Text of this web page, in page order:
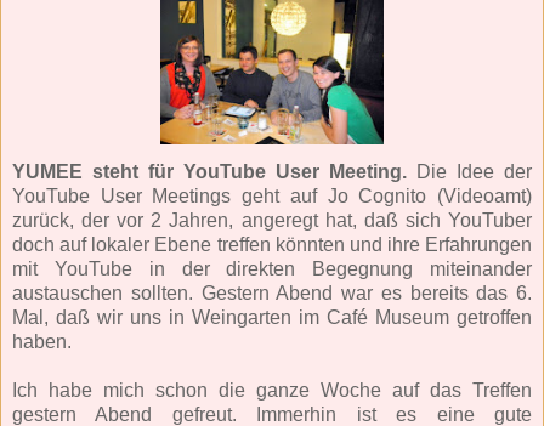
YUMEE steht für YouTube User Meeting. Die Idee der
YouTube User Meetings geht auf Jo Cognito (Videoamt)
zurück, der vor 2 Jahren, angeregt hat, daß sich YouTuber
doch auf lokaler Ebene treffen könnten und ihre Erfahrungen
mit YouTube in der direkten Begegnung miteinander
austauschen sollten. Gestern Abend war es bereits das 6.
Mal, daß wir uns in Weingarten im Café Museum getroffen
haben.
Ich habe mich schon die ganze Woche auf das Treffen
gestern Abend gefreut. Immerhin ist es eine gute